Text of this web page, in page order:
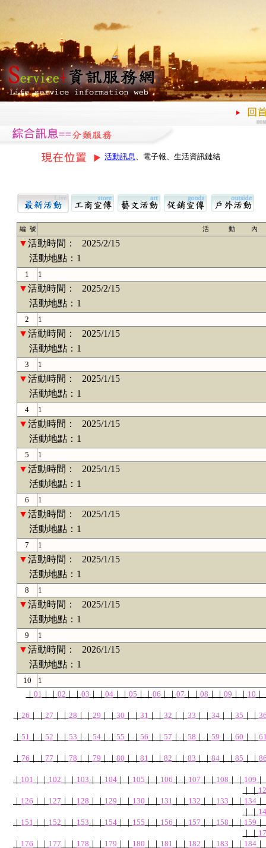
活動訊息、電子報、生活資訊鏈結
編 號 活 動 內
▼活動時間：
2025/2/15
活動地點：1
1 1
▼活動時間：
2025/2/15
活動地點：1
2 1
▼活動時間：
2025/1/15
活動地點：1
3 1
▼活動時間：
2025/1/15
活動地點：1
4 1
▼活動時間：
2025/1/15
活動地點：1
5 1
▼活動時間：
2025/1/15
活動地點：1
6 1
▼活動時間：
2025/1/15
活動地點：1
7 1
▼活動時間：
2025/1/15
活動地點：1
8 1
▼活動時間：
2025/1/15
活動地點：1
9 1
▼活動時間：
2026/1/15
活動地點：1
10
1
｜ 01 ｜ ｜ 02 ｜ ｜ 03 ｜ ｜ 04｜ ｜ 05 ｜ ｜ 06 ｜ ｜ 07 ｜ ｜ 08 ｜ ｜ 09 ｜ ｜ 10 ｜
｜ 26 ｜ ｜ 27 ｜ ｜ 28 ｜ ｜ 29 ｜ ｜ 30 ｜ ｜ 31 ｜ ｜ 32 ｜ ｜ 33 ｜ ｜ 34｜ ｜ 35 ｜ ｜
｜ 51 ｜ ｜ 52 ｜ ｜ 53 ｜ ｜ 54｜ ｜ 55 ｜ ｜ 56 ｜ ｜ 57 ｜ ｜ 58 ｜ ｜ 59 ｜ ｜ 60 ｜ ｜
｜ 76 ｜ ｜ 77 ｜ ｜ 78 ｜ ｜ 79 ｜ ｜ 80 ｜ ｜ 81 ｜ ｜ 82 ｜ ｜ 83 ｜ ｜ 84｜ ｜ 85 ｜ ｜
｜ 101 ｜ ｜ 102 ｜ ｜ 103 ｜ ｜ 104 ｜ ｜ 105 ｜ ｜ 106 ｜ ｜ 107 ｜ ｜ 108 ｜ ｜ 109 ｜
｜
｜
｜ 126 ｜ ｜ 127 ｜ ｜ 128 ｜ ｜ 129 ｜ ｜ 130 ｜ ｜ 131 ｜ ｜ 132 ｜ ｜ 133 ｜ ｜ 134 ｜
｜
｜
｜ 151 ｜ ｜ 152 ｜ ｜ 153 ｜ ｜ 154 ｜ ｜ 155 ｜ ｜ 156 ｜ ｜ 157 ｜ ｜ 158 ｜ ｜ 159 ｜
｜
｜
｜ 176 ｜ ｜ 177 ｜ ｜ 178 ｜ ｜ 179 ｜ ｜ 180 ｜ ｜ 181 ｜ ｜ 182 ｜ ｜ 183 ｜ ｜ 184 ｜